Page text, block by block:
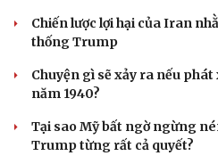
Chiến lược lợi hại của Iran
thống Trump
Chuyện gì sẽ xảy ra nếu
năm 1940?
Tại sao Mỹ bất ngờ ngừng
Trump từng rất cả quyết?